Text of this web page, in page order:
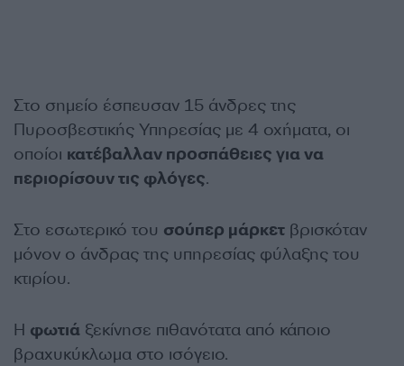
Στο σημείο έσπευσαν 15 άνδρες της
Πυροσβεστικής Υπηρεσίας με 4 οχήματα, οι
οποίοι κατέβαλλαν προσπάθειες για να
περιορίσουν τις φλόγες.
Στο εσωτερικό του σούπερ μάρκετ βρισκόταν
μόνον ο άνδρας της υπηρεσίας φύλαξης του
κτιρίου.
Η φωτιά ξεκίνησε πιθανότατα από κάποιο
βραχυκύκλωμα στο ισόγειο.